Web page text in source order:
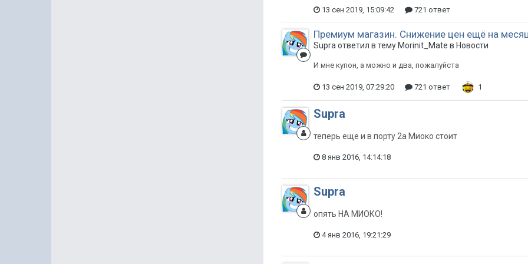
13 сен 2019, 15:09:42 721 ответ
Премиум магазин. Снижение цен ещё на
Supra ответил в тему Morinit_Mate в Новости
И мне купон, а можно и два, пожалуйста
13 сен 2019, 07:29:20 721 ответ 1
Supra
теперь еще и в порту 2а Миоко стоит
8 янв 2016, 14:14:18
Supra
опять НА МИОКО!
4 янв 2016, 19:21:29